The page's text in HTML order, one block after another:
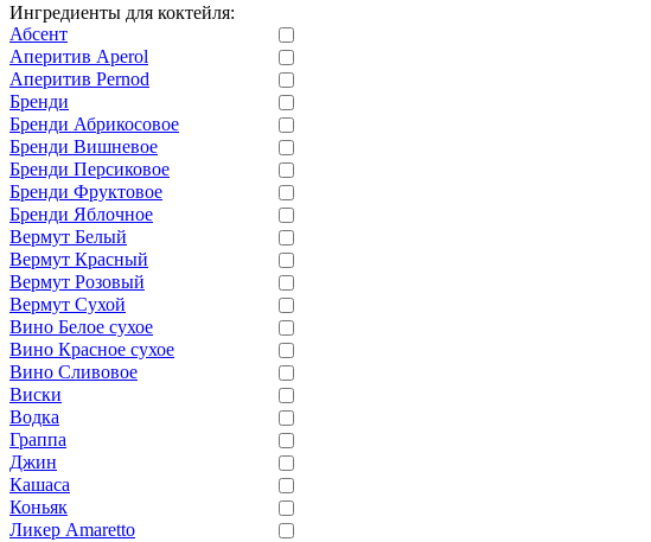
Ингредиенты для коктейля:
Абсент
Аперитив Aperol
Аперитив Pernod
Бренди
Бренди Абрикосовое
Бренди Вишневое
Бренди Персиковое
Бренди Фруктовое
Бренди Яблочное
Вермут Белый
Вермут Красный
Вермут Розовый
Вермут Сухой
Вино Белое сухое
Вино Красное сухое
Вино Сливовое
Виски
Водка
Граппа
Джин
Кашаса
Коньяк
Ликер Amaretto